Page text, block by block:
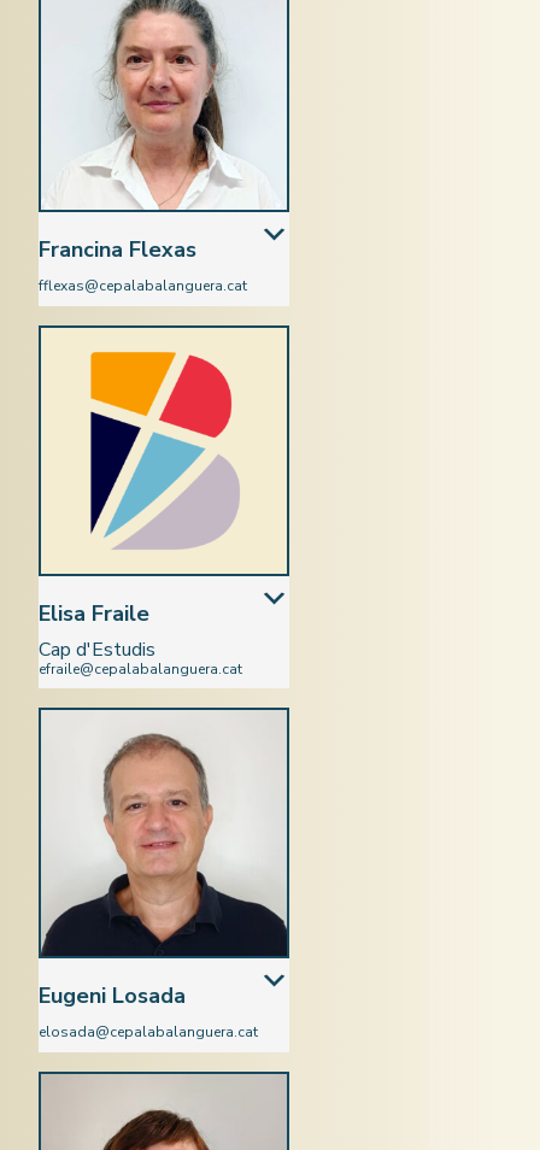
Francina Flexas
fflexas@cepalabalanguera.cat
Matemàtiques i Química
Elisa Fraile
Cap d'Estudis
efraile@cepalabalanguera.cat
Castellà
Eugeni Losada
elosada@cepalabalanguera.cat
Ciències Socials